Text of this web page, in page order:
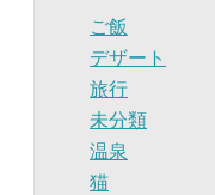
ご飯
デザート
旅行
未分類
温泉
猫